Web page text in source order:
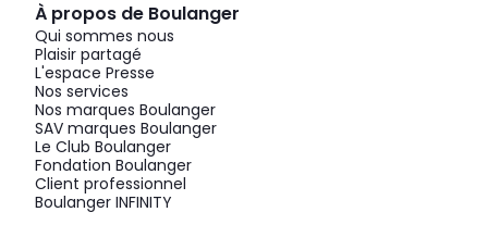
À propos de Boulanger
Qui sommes nous
Plaisir partagé
L'espace Presse
Nos services
Nos marques Boulanger
SAV marques Boulanger
Le Club Boulanger
Fondation Boulanger
Client professionnel
Boulanger INFINITY